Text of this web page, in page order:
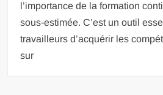
l’importance de la formation
sous-estimée. C’est un outil
travailleurs d’acquérir les
sur